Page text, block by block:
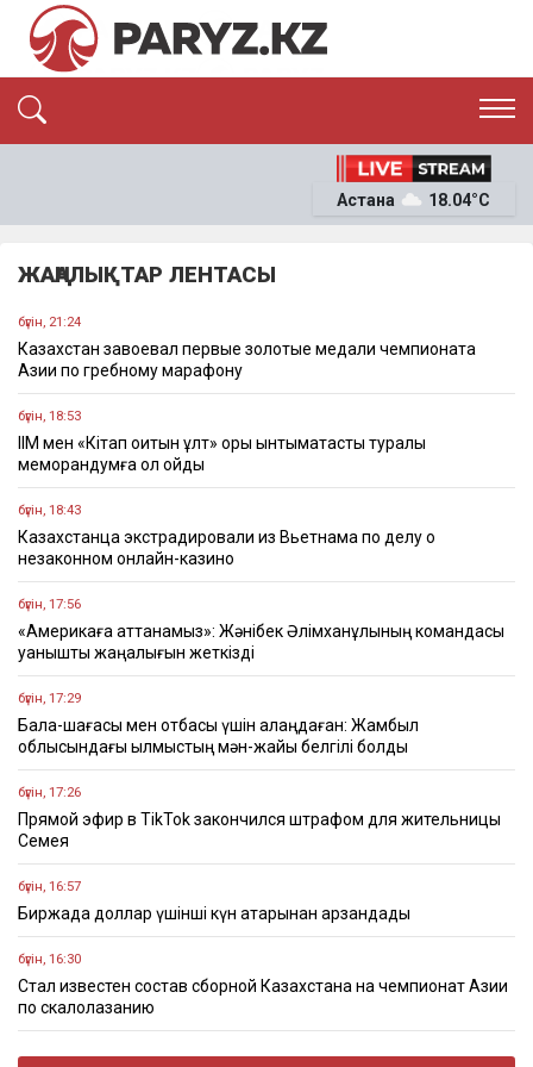
ЭКОНОМИКА
ОҚИҒА
Астана 18.04°C
ЖАҢАЛЫҚТАР ЛЕНТАСЫ
бүгін, 21:24
Казахстан завоевал первые золотые медали чемпионата
Азии по гребному марафону
бүгін, 18:53
ІІМ мен «Кітап оқитын ұлт» қоры ынтымақтастық туралы
меморандумға қол қойды
бүгін, 18:43
Казахстанца экстрадировали из Вьетнама по делу о
незаконном онлайн-казино
бүгін, 17:56
«Америкаға аттанамыз»: Жәнібек Әлімханұлының командасы
қуанышты жаңалығын жеткізді
бүгін, 17:29
Бала-шағасы мен отбасы үшін алаңдаған: Жамбыл
облысындағы қылмыстың мән-жайы белгілі болды
бүгін, 17:26
Прямой эфир в TikTok закончился штрафом для жительницы
Семея
бүгін, 16:57
Биржада доллар үшінші күн қатарынан арзандады
бүгін, 16:30
Стал известен состав сборной Казахстана на чемпионат Азии
по скалолазанию
бүгін, 16:22